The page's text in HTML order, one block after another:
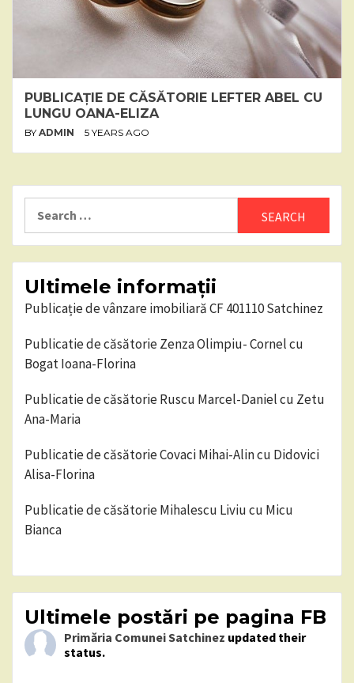
PUBLICAȚIE DE CĂSĂTORIE LEFTER ABEL CU
LUNGU OANA-ELIZA
BY ADMIN 5 YEARS AGO
for:
Ultimele informații
Publicație de vânzare imobiliară CF 401110 Satchinez
Publicatie de căsătorie Zenza Olimpiu- Cornel cu
Bogat Ioana-Florina
Publicatie de căsătorie Ruscu Marcel-Daniel cu Zetu
Ana-Maria
Publicatie de căsătorie Covaci Mihai-Alin cu Didovici
Alisa-Florina
Publicatie de căsătorie Mihalescu Liviu cu Micu
Bianca
Ultimele postări pe pagina FB
Primăria Comunei Satchinez updated their
status.